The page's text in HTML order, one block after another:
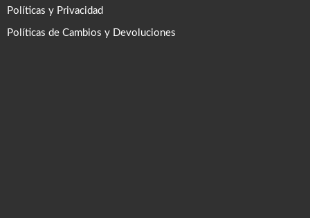
Políticas y Privacidad
Políticas de Cambios y Devoluciones